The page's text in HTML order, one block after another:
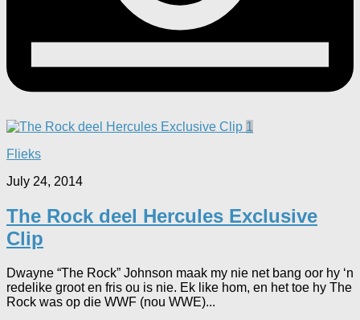
1
Flieks
July 24, 2014
The Rock deel Hercules Exclusive
Clip
Dwayne “The Rock” Johnson maak my nie net bang oor hy ‘n
redelike groot en fris ou is nie. Ek like hom, en het toe hy The
Rock was op die WWF (nou WWE)...